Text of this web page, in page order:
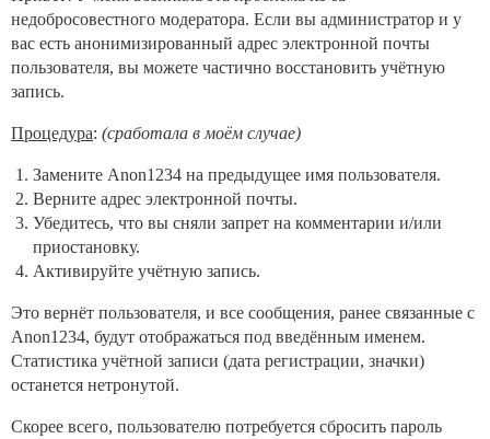
недобросовестного модератора. Если вы администратор и у
вас есть анонимизированный адрес электронной почты
пользователя, вы можете частично восстановить учётную
запись.
Процедура: (сработала в моём случае)
Замените Anon1234 на предыдущее имя пользователя.
Верните адрес электронной почты.
Убедитесь, что вы сняли запрет на комментарии и/или
приостановку.
Активируйте учётную запись.
Это вернёт пользователя, и все сообщения, ранее связанные с
Anon1234, будут отображаться под введённым именем.
Статистика учётной записи (дата регистрации, значки)
останется нетронутой.
Скорее всего, пользователю потребуется сбросить пароль